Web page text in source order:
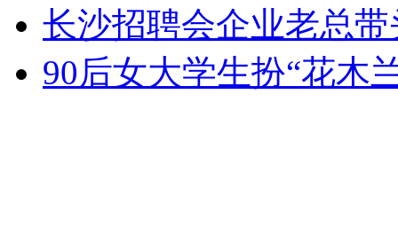
无痛分娩是否安全 医生回应
外交部：反对强权政治霸凌主义
长沙招聘会企业老总
90后女大学生扮“花木